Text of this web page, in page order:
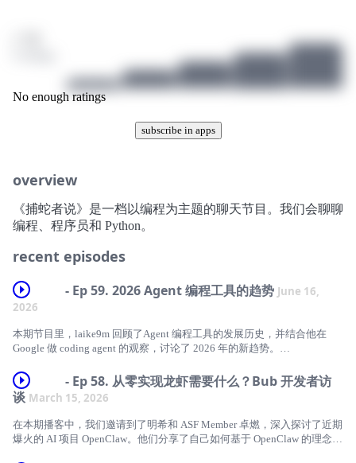
No enough ratings
subscribe in apps
overview
《捕蛇者说》是一档以编程为主题的聊天节目。我们会聊聊
编程、程序员和 Python。
recent episodes
- Ep 59. 2026 Agent 编程工具的趋势 June 16,
2026
本期节目里，laike9m 回顾了Agent 编程工具的发展历史，并结合他在
Google 做 coding agent 的观察，讨论了 2026 年的新趋势。
播客讨论的文章 《What's next in Agentic Coding Products? 》
主播
嘉宾
- Ep 58. 从零实现龙虾需要什么？Bub 开发者访
谈 March 15, 2026
在本期播客中，我们邀请到了明希和 ASF Member 卓燃，深入探讨了近期
爆火的 AI 项目 OpenClaw。他们分享了自己如何基于 OpenClaw 的理念，